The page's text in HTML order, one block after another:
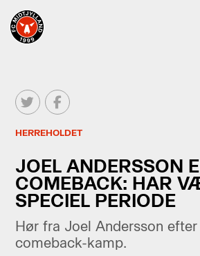
HERREHOLDET
JOEL ANDERSSON
COMEBACK: HAR
SPECIEL PERIODE
Hør fra Joel Andersson efter
comeback-kamp.